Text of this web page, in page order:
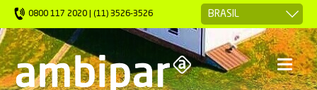
0800 117 2020 | (11) 3526-3526